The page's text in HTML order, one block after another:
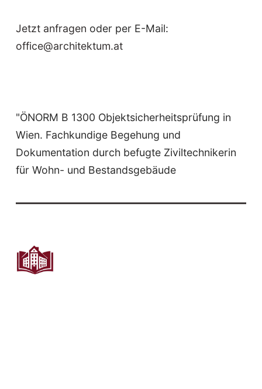
Jetzt anfragen oder per E-Mail:
office@architektum.at
"ÖNORM B 1300 Objektsicherheitsprüfung in
Wien. Fachkundige Begehung und
Dokumentation durch befugte Ziviltechnikerin
für Wohn- und Bestandsgebäude